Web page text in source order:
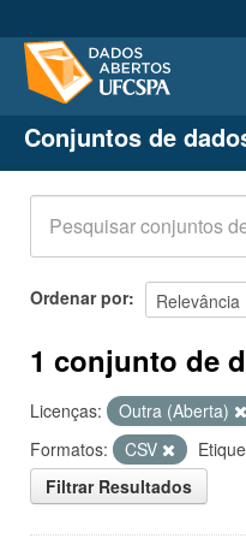
Conjuntos de dados
Organizações
Grupos
Sobre
Conjuntos de
Ordenar por
1 conjunto de
Licenças: Outra (Aberta)
Formatos:
CSV
Filtrar Resultados